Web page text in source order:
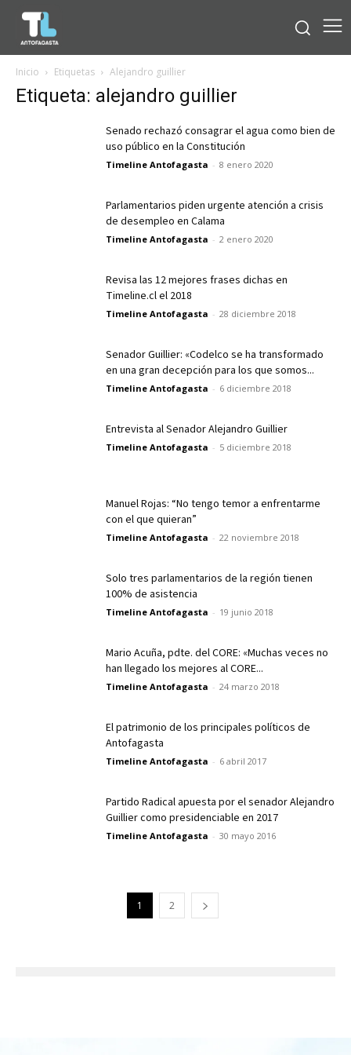
Inicio Etiquetas Alejandro guillier
Etiqueta: alejandro guillier
Senado rechazó consagrar el agua como bien de
uso público en la Constitución
Timeline Antofagasta - 8 enero 2020
Parlamentarios piden urgente atención a crisis
de desempleo en Calama
Timeline Antofagasta - 2 enero 2020
Revisa las 12 mejores frases dichas en
Timeline.cl el 2018
Timeline Antofagasta - 28 diciembre 2018
Senador Guillier: «Codelco se ha transformado
en una gran decepción para los que somos...
Timeline Antofagasta - 6 diciembre 2018
Entrevista al Senador Alejandro Guillier
Timeline Antofagasta - 5 diciembre 2018
Manuel Rojas: “No tengo temor a enfrentarme
con el que quieran”
Timeline Antofagasta - 22 noviembre 2018
Solo tres parlamentarios de la región tienen
100% de asistencia
Timeline Antofagasta - 19 junio 2018
Mario Acuña, pdte. del CORE: «Muchas veces no
han llegado los mejores al CORE...
Timeline Antofagasta - 24 marzo 2018
El patrimonio de los principales políticos de
Antofagasta
Timeline Antofagasta - 6 abril 2017
Partido Radical apuesta por el senador Alejandro
Guillier como presidenciable en 2017
Timeline Antofagasta - 30 mayo 2016
1 2